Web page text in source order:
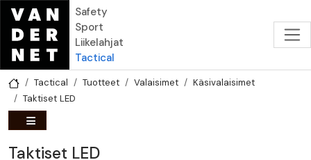
Hyppää pääsisältöön
Safety
Sport
Liikelahjat
Tactical
Tactical Tuotteet Valaisimet
Käsivalaisimet
Taktiset LED
Taktiset LED